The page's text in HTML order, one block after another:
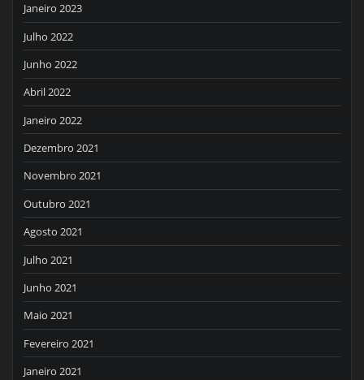
Janeiro 2023
Julho 2022
Junho 2022
Abril 2022
Janeiro 2022
Dezembro 2021
Novembro 2021
Outubro 2021
Agosto 2021
Julho 2021
Junho 2021
Maio 2021
Fevereiro 2021
Janeiro 2021